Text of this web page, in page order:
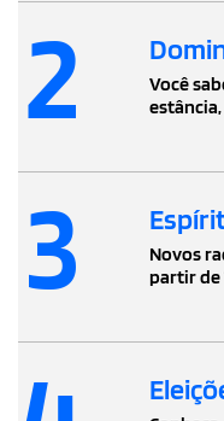
2
Você
3
Novos
partir de